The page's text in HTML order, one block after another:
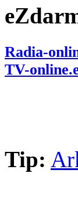
Radia-
TV-
Tip: